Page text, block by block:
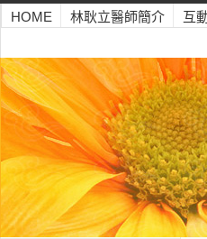
HOME 林耿立醫師簡介 互